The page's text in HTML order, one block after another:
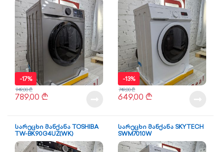
-17%
789,00₾
949,00₾
-13%
649,00₾
749,00₾
სარეცხი მანქანა TOSHIBA
TW-BK90G4UZ(WK)
სარეცხი მანქანა SKYTECH
SWM7010W